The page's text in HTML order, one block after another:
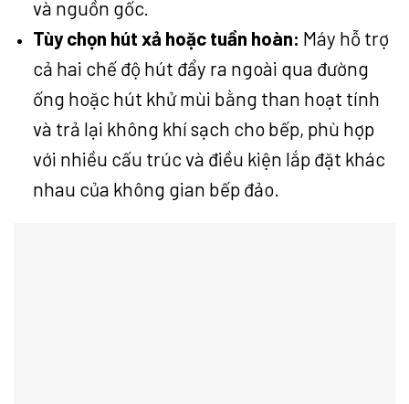
và nguồn gốc.
Tùy chọn hút xả hoặc tuần hoàn: Máy hỗ trợ
cả hai chế độ hút đẩy ra ngoài qua đường
ống hoặc hút khử mùi bằng than hoạt tính
và trả lại không khí sạch cho bếp, phù hợp
với nhiều cấu trúc và điều kiện lắp đặt khác
nhau của không gian bếp đảo.